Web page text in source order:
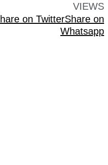
VIEWS
on TwitterShare on
Whatsapp